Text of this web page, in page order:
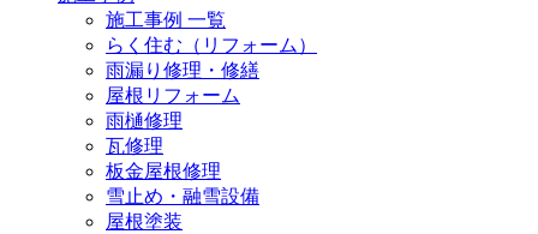
施工事例 一覧
らく住む（リフォーム）
雨漏り修理・修繕
屋根リフォーム
雨樋修理
瓦修理
板金屋根修理
雪止め・融雪設備
屋根塗装